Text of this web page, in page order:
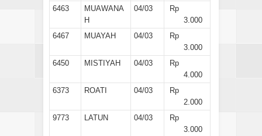
6463
MUAWANA
H
04/03
Rp
3.000
6467
MUAYAH 04/03
Rp
3.000
6450
MISTIYAH 04/03
Rp
4.000
6373
ROATI 04/03
Rp
2.000
9773
LATUN 04/03
Rp
3.000